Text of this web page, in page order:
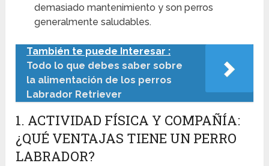
demasiado mantenimiento y son perros
generalmente saludables.
También te puede Interesar :
Todo lo que debes saber sobre
la alimentación de los perros
Labrador Retriever
1. ACTIVIDAD FÍSICA Y COMPAÑÍA:
¿QUÉ VENTAJAS TIENE UN PERRO
LABRADOR?